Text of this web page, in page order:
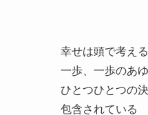
幸せは頭で考え
一歩、一歩のあ
ひとつひとつの
包含されている